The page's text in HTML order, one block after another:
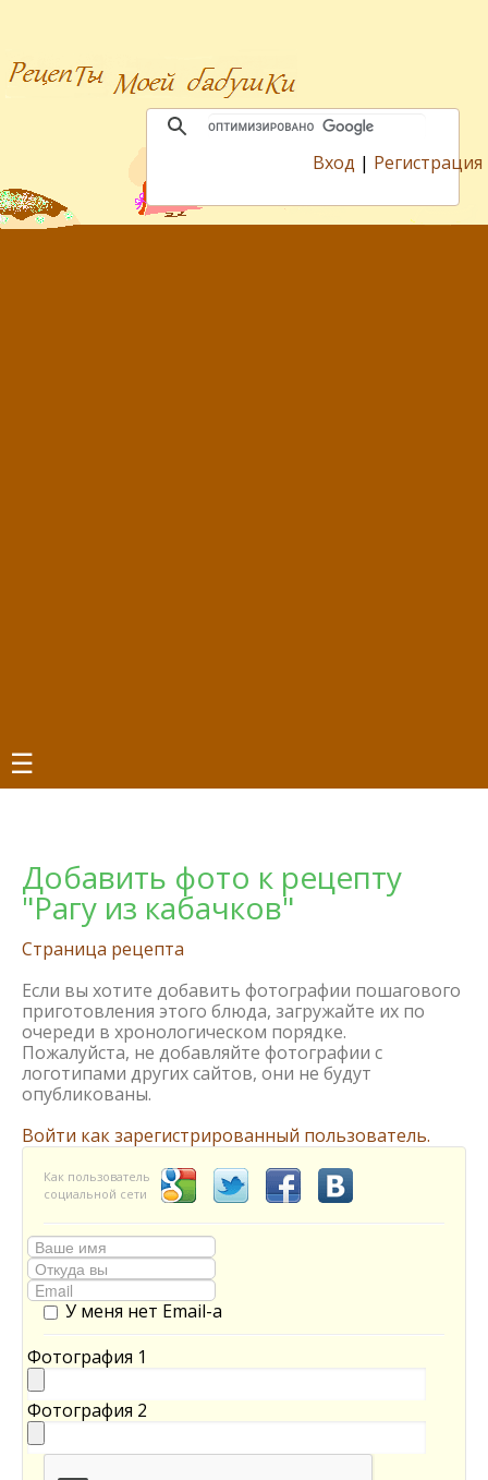
Вход | Регистрация
☰
Добавить фото к рецепту
"Рагу из кабачков"
Страница рецепта
Если вы хотите добавить фотографии пошагового
приготовления этого блюда, загружайте их по
очереди в хронологическом порядке.
Пожалуйста, не добавляйте фотографии с
логотипами других сайтов, они не будут
опубликованы.
Войти как зарегистрированный пользователь.
Как пользователь
социальной сети
У меня нет Email-а
Фотография 1
Фотография 2